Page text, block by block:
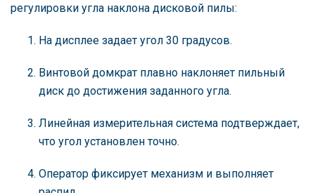
регулировки угла наклона дисковой пилы:
На дисплее задает угол 30 градусов.
Винтовой домкрат плавно наклоняет пильный
диск до достижения заданного угла.
Линейная измерительная система подтверждает,
что угол установлен точно.
Оператор фиксирует механизм и выполняет